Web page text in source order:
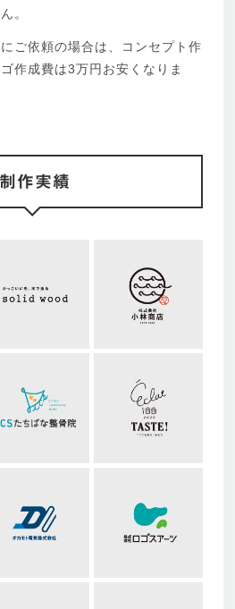
。
ご依頼の場合は、コンセプト作
作成費は3万円お安くなりま
制作実績